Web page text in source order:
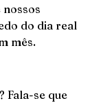
do dia real
mês.
Fala-se que